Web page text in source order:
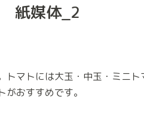
紙媒体_2
マトには大玉・中玉・ミニ
おすすめです。